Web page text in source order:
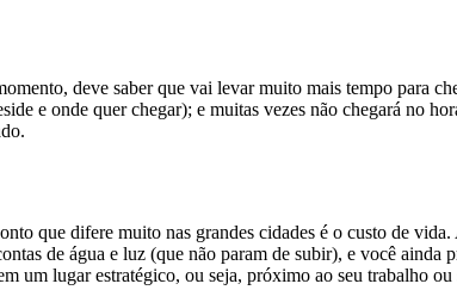
deve saber que vai levar muito mais tempo para
e onde quer chegar); e muitas vezes não chegará no
que difere muito nas grandes cidades é o custo de
de água e luz (que não param de subir), e você
um lugar estratégico, ou seja, próximo ao seu trabalho